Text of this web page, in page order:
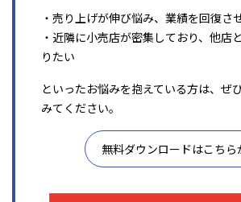
・売り上げが伸び悩み、業績を回復さ
・近隣に小売店が密集しており、他店
りたい
といったお悩みを抱えている方は、ぜ
みてください。
無料ダウンロードはこちら